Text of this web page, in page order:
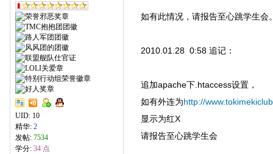
UID: 10
精华: 2
发帖: 7534
学分: 34 点
如有此情况，请报告至心跳学生会
2010.01.28 0:58 追记：
追加apache下.htaccess设置，
如有外连为http://
显示为红X
请报告至心跳学生会